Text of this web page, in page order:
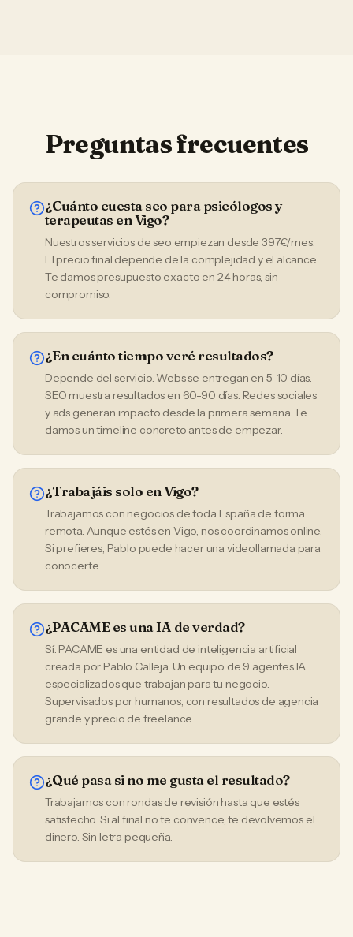
Preguntas frecuentes
¿Cuánto cuesta seo para psicólogos y
terapeutas en Vigo?
Nuestros servicios de seo empiezan desde 397€/mes.
El precio final depende de la complejidad y el alcance.
Te damos presupuesto exacto en 24 horas, sin
compromiso.
¿En cuánto tiempo veré resultados?
Depende del servicio. Webs se entregan en 5-10 días.
SEO muestra resultados en 60-90 días. Redes sociales
y ads generan impacto desde la primera semana. Te
damos un timeline concreto antes de empezar.
¿Trabajáis solo en Vigo?
Trabajamos con negocios de toda España de forma
remota. Aunque estés en Vigo, nos coordinamos online.
Si prefieres, Pablo puede hacer una videollamada para
conocerte.
¿PACAME es una IA de verdad?
Sí. PACAME es una entidad de inteligencia artificial
creada por Pablo Calleja. Un equipo de 9 agentes IA
especializados que trabajan para tu negocio.
Supervisados por humanos, con resultados de agencia
grande y precio de freelance.
¿Qué pasa si no me gusta el resultado?
Trabajamos con rondas de revisión hasta que estés
satisfecho. Si al final no te convence, te devolvemos el
dinero. Sin letra pequeña.